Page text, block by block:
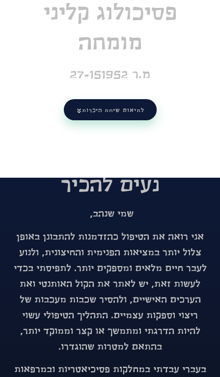
פסיכולוג קליני
מומחה
מ.ר 27-151952
לתיאום שיחת היכרות
נעים להכיר
שמי שנהב,
אני רואה את הטיפול כהזדמנות להתבונן באופן
צלול יותר במציאות הפנימית והחיצונית, ולנוע
לעבר חיים מלאים ומספקים יותר. לתפיסתי בכדי
לעשות זאת, יש לאתר את הקול האותנטי ואת
הערכים האישיים, ולהסיר שכבות מעכבות של
ריצוי וספקות עצמיים. התהליך הטיפולי עשוי
להיות הדרגתי ומתמשך או קצר וממוקד יותר,
בהתאם למטרות שהוגדרו.
בעברי עבדתי במחלקות פסיכיאטריות ובמרפאות